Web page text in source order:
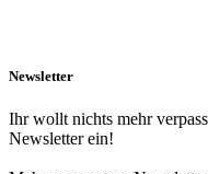
Newsletter
Ihr wollt nichts mehr
Newsletter ein!